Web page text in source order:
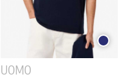
BLU
UOMO